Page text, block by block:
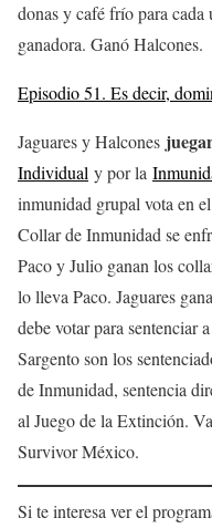
donas y café frío para
ganadora. Ganó Halcones.
Episodio 51. Es decir,
Jaguares y Halcones
Individual y por la
inmunidad grupal vota en
Collar de Inmunidad se
Paco y Julio ganan los
lo lleva Paco. Jaguares
debe votar para sentenciar
Sargento son los
de Inmunidad, sentencia
al Juego de la Extinción.
Survivor México.
Si te interesa ver el